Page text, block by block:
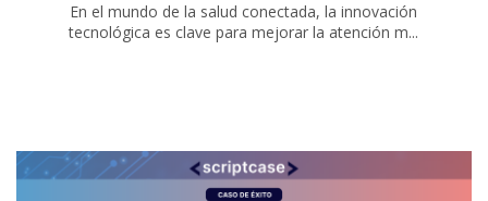
En el mundo de la salud conectada, la innovación
tecnológica es clave para mejorar la atención m...